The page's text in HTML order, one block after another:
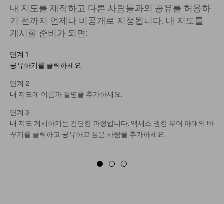
내 지도를 제작하고 다른 사람들과의 공유를 허용하
기 전까지 언제나 비공개로 지정됩니다. 내 지도를
게시할 준비가 되면:
단계 1
공유하기를 클릭하세요.
단계 2
내 지도에 이름과 설명을 추가하세요.
단계 3
내 지도 게시하기는 간단한 과정입니다. 액세스 권한 부여 아래의 바
꾸기를 클릭하고 공유하고 싶은 사람을 추가하세요.